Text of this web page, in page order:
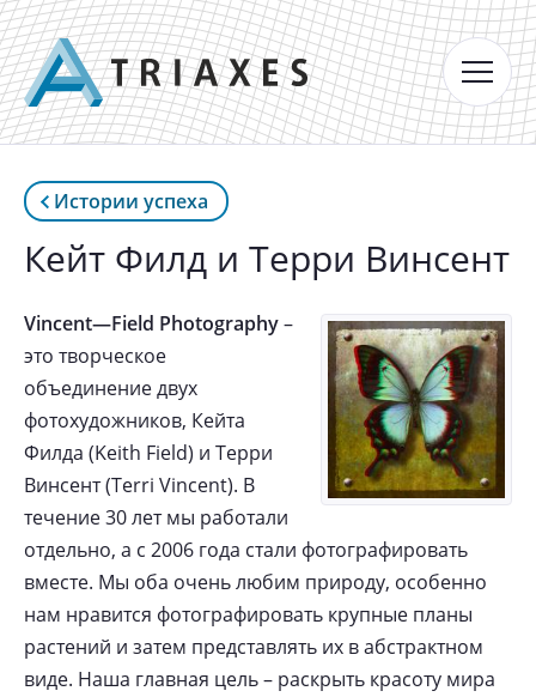
Истории успеха
Кейт Филд и Терри Винсент
Vincent—Field Photography–
это творческое
объединение двух
фотохудожников, Кейта
Филда (Keith Field) и Терри
Винсент (Terri Vincent). В
течение 30 лет мы работали
отдельно, а с 2006 года стали фотографировать
вместе. Мы оба очень любим природу, особенно
нам нравится фотографировать крупные планы
растений и затем представлять их в абстрактном
виде. Наша главная цель – раскрыть красоту мира